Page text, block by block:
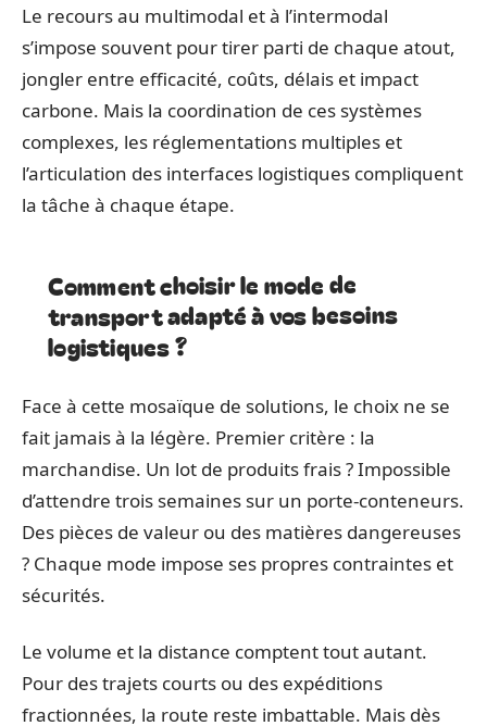
Le recours au multimodal et à l’intermodal
s’impose souvent pour tirer parti de chaque atout,
jongler entre efficacité, coûts, délais et impact
carbone. Mais la coordination de ces systèmes
complexes, les réglementations multiples et
l’articulation des interfaces logistiques compliquent
la tâche à chaque étape.
Comment choisir le mode de
transport adapté à vos besoins
logistiques ?
Face à cette mosaïque de solutions, le choix ne se
fait jamais à la légère. Premier critère : la
marchandise. Un lot de produits frais ? Impossible
d’attendre trois semaines sur un porte-conteneurs.
Des pièces de valeur ou des matières dangereuses
? Chaque mode impose ses propres contraintes et
sécurités.
Le volume et la distance comptent tout autant.
Pour des trajets courts ou des expéditions
fractionnées, la route reste imbattable. Mais dès